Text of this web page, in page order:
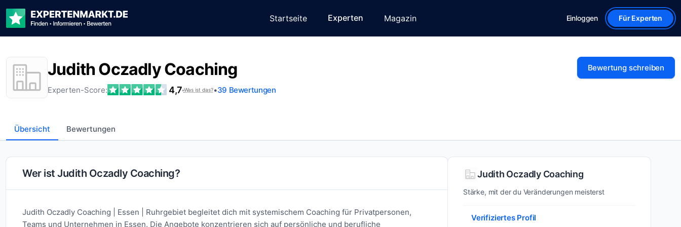
Startseite Experten Magazin Einloggen Für Experten
Judith Oczadly Coaching
Experten-Score: 4,7•Was ist das?•39 Bewertungen
Bewertung schreiben
Übersicht Bewertungen
Wer ist Judith Oczadly Coaching?
Judith Oczadly Coaching | Essen | Ruhrgebiet begleitet dich mit systemischem Coaching für Privatpersonen,
Teams und Unternehmen in Essen. Die Angebote konzentrieren sich auf persönliche und berufliche
Judith Oczadly Coaching
Stärke, mit der du Veränderungen meisterst
Verifiziertes Profil